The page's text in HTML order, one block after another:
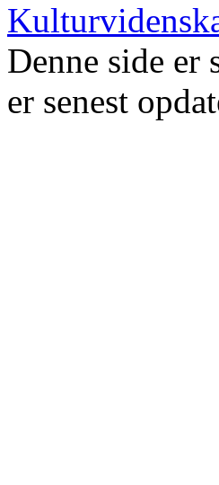
Denne side er
er senest